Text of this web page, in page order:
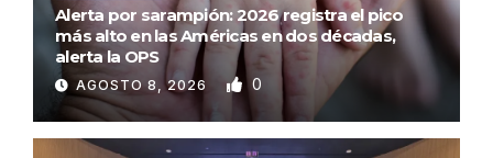
Alerta por sarampión: 2026 registra el pico
más alto en las Américas en dos décadas,
alerta la OPS
AGOSTO 8, 2026 0